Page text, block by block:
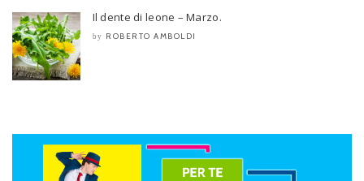
Il dente di leone – Marzo.
by ROBERTO AMBOLDI